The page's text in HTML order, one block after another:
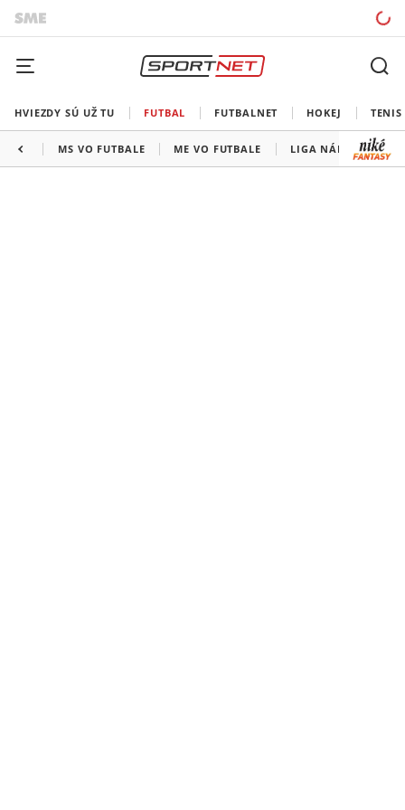
HVIEZDY SÚ UŽ TU FUTBAL FUTBALNET HOKEJ TENIS
MS VO FUTBALE ME VO FUTBALE LIGA NÁRODOV